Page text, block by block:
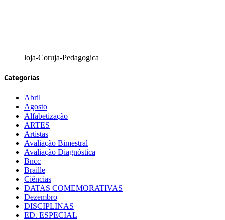
loja-Coruja-Pedagogica
Categorias
Abril
Agosto
Alfabetização
ARTES
Artistas
Avaliação Bimestral
Avaliação Diagnóstica
Bncc
Braille
Ciências
DATAS COMEMORATIVAS
Dezembro
DISCIPLINAS
ED. ESPECIAL